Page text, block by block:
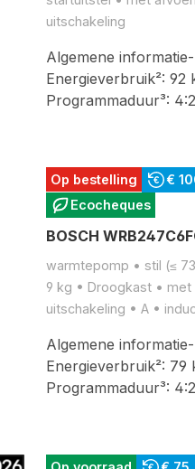
uitschakeling
Algemene
Energieverbruik²: 92
Programmaduur³:
Op bestelling
€
Ecocheques
BOSCH
warmtepomp • stil (≤
9 kg • Droogkast •
uitschakeling • A •
Algemene
Energieverbruik²: 79
Programmaduur³: